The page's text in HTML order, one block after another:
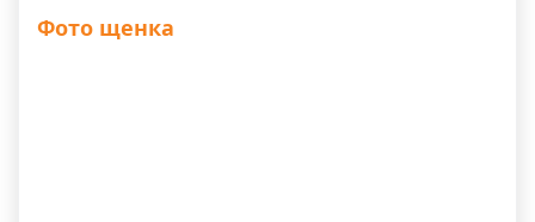
Фото щенка